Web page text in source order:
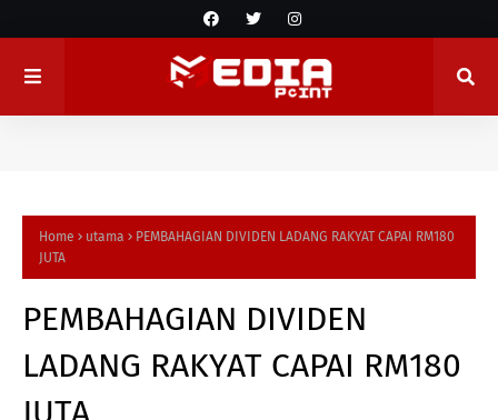
Home utama
PEMBAHAGIAN DIVIDEN LADANG RAKYAT CAPAI RM180
JUTA
PEMBAHAGIAN DIVIDEN
LADANG RAKYAT CAPAI RM180